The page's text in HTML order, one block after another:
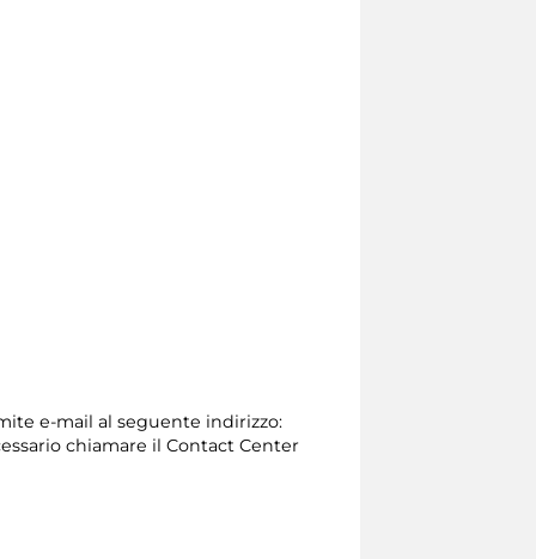
e-mail al seguente indirizzo:
chiamare il Contact Center